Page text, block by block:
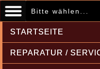
Bitte wählen...
STARTSEITE
REPARATUR /